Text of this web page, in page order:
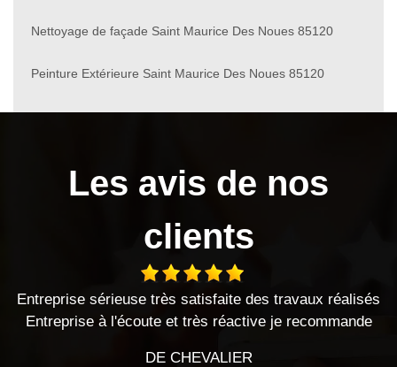
Nettoyage de façade Saint Maurice Des Noues 85120
Peinture Extérieure Saint Maurice Des Noues 85120
Les avis de nos
clients
réalisés
Très bon travail effectué, je recommande
cette entreprise.
DE EMILIE